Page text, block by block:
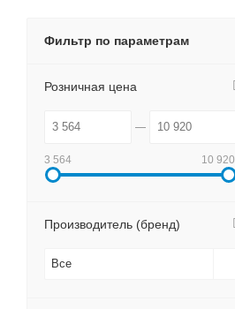
Фильтр по параметрам
Розничная цена
3 564 10 920
Производитель (бренд)
Все